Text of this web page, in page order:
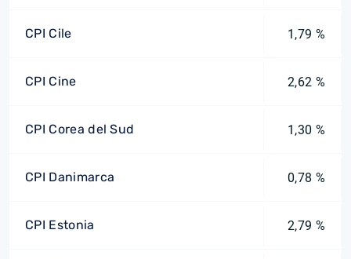
CPI Cile 1,79 %
CPI Cine 2,62 %
CPI Corea del Sud 1,30 %
CPI Danimarca 0,78 %
CPI Estonia 2,79 %